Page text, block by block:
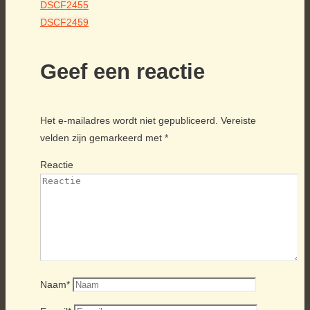
DSCF2455
DSCF2459
Geef een reactie
Het e-mailadres wordt niet gepubliceerd. Vereiste
velden zijn gemarkeerd met *
Reactie
Naam*